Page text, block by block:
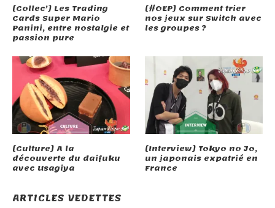
[Collec’] Les Trading
Cards Super Mario
Panini, entre nostalgie et
passion pure
[#OEP] Comment trier
nos jeux sur Switch avec
les groupes ?
[Culture] A la
découverte du daifuku
avec Usagiya
[Interview] Tokyo no Jo,
un japonais expatrié en
France
ARTICLES VEDETTES